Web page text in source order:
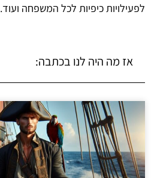
לפעילויות כיפיות לכל המשפחה ועוד.
אז מה היה לנו בכתבה: